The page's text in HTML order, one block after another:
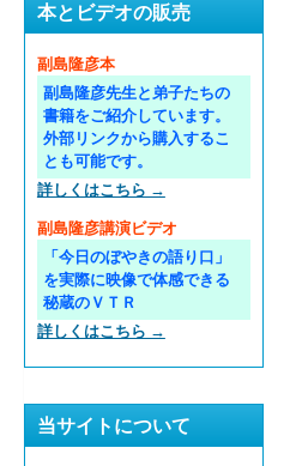
本とビデオの販売
副島隆彦本
副島隆彦先生と弟子たちの
書籍をご紹介しています。
外部リンクから購入するこ
とも可能です。
詳しくはこちら →
副島隆彦講演ビデオ
「今日のぼやきの語り口」
を実際に映像で体感できる
秘蔵のＶＴＲ
詳しくはこちら →
当サイトについて